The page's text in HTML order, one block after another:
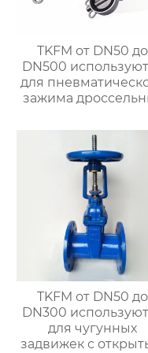
TKFM от DN50 до
DN500
для
зажима
нержавеющей
фтористой
облицовкой для
систем водяного
отопления
TKFM от DN50 до
DN300
для чугунных
задвижек с